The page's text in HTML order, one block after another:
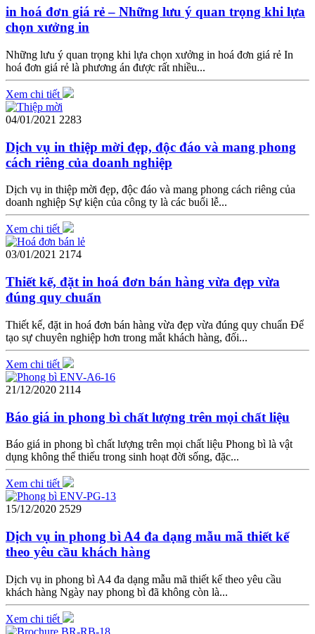
in hoá đơn giá rẻ – Những lưu ý quan trọng khi lựa
chọn xưởng in
Những lưu ý quan trọng khi lựa chọn xưởng in hoá đơn giá rẻ In
hoá đơn giá rẻ là phương án được rất nhiều...
Xem chi tiết
04/01/2021 2283
Dịch vụ in thiệp mời đẹp, độc đáo và mang phong
cách riêng của doanh nghiệp
Dịch vụ in thiệp mời đẹp, độc đáo và mang phong cách riêng của
doanh nghiệp Sự kiện của công ty là các buổi lễ...
Xem chi tiết
03/01/2021 2174
Thiết kế, đặt in hoá đơn bán hàng vừa đẹp vừa
đúng quy chuẩn
Thiết kế, đặt in hoá đơn bán hàng vừa đẹp vừa đúng quy chuẩn Để
tạo sự chuyên nghiệp hơn trong mắt khách hàng, đối...
Xem chi tiết
21/12/2020 2114
Báo giá in phong bì chất lượng trên mọi chất liệu
Báo giá in phong bì chất lượng trên mọi chất liệu Phong bì là vật
dụng không thể thiếu trong sinh hoạt đời sống, đặc...
Xem chi tiết
15/12/2020 2529
Dịch vụ in phong bì A4 đa dạng mẫu mã thiết kế
theo yêu cầu khách hàng
Dịch vụ in phong bì A4 đa dạng mẫu mã thiết kế theo yêu cầu
khách hàng Ngày nay phong bì đã không còn là...
Xem chi tiết